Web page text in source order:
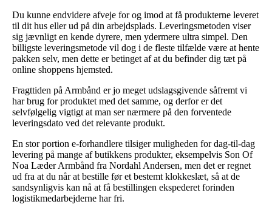
Du kunne endvidere afveje for og imod at få produkterne leveret
til dit hus eller ud på din arbejdsplads. Leveringsmetoden viser
sig jævnligt en kende dyrere, men ydermere ultra simpel. Den
billigste leveringsmetode vil dog i de fleste tilfælde være at hente
pakken selv, men dette er betinget af at du befinder dig tæt på
online shoppens hjemsted.
Fragttiden på Armbånd er jo meget udslagsgivende såfremt vi
har brug for produktet med det samme, og derfor er det
selvfølgelig vigtigt at man ser nærmere på den forventede
leveringsdato ved det relevante produkt.
En stor portion e-forhandlere tilsiger muligheden for dag-til-dag
levering på mange af butikkens produkter, eksempelvis Son Of
Noa Læder Armbånd fra Nordahl Andersen, men det er regnet
ud fra at du når at bestille før et bestemt klokkeslæt, så at de
sandsynligvis kan nå at få bestillingen ekspederet forinden
logistikmedarbejderne har fri.